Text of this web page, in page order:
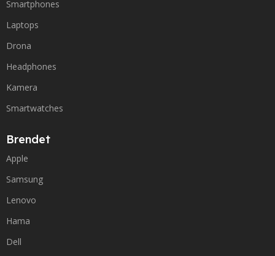
Smartphones
Laptops
Drona
Headphones
Kamera
Smartwatches
Brendet
Apple
Samsung
Lenovo
Hama
Dell